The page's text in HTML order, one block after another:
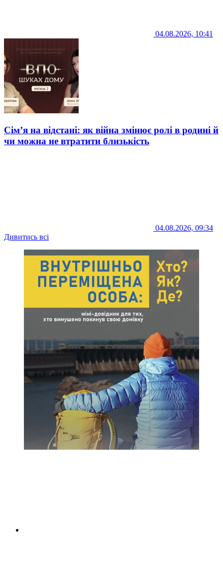
04.08.2026, 10:41
Сім’я на відстані: як війна змінює ролі в родині й
чи можна не втратити близькість
04.08.2026, 09:34
Дивитись всі